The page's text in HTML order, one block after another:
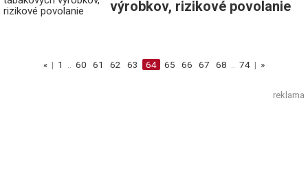
výrobkov, rizikové povolanie
« | 1 .. 60 61 62 63 64 65 66 67 68 .. 74 | »
reklama